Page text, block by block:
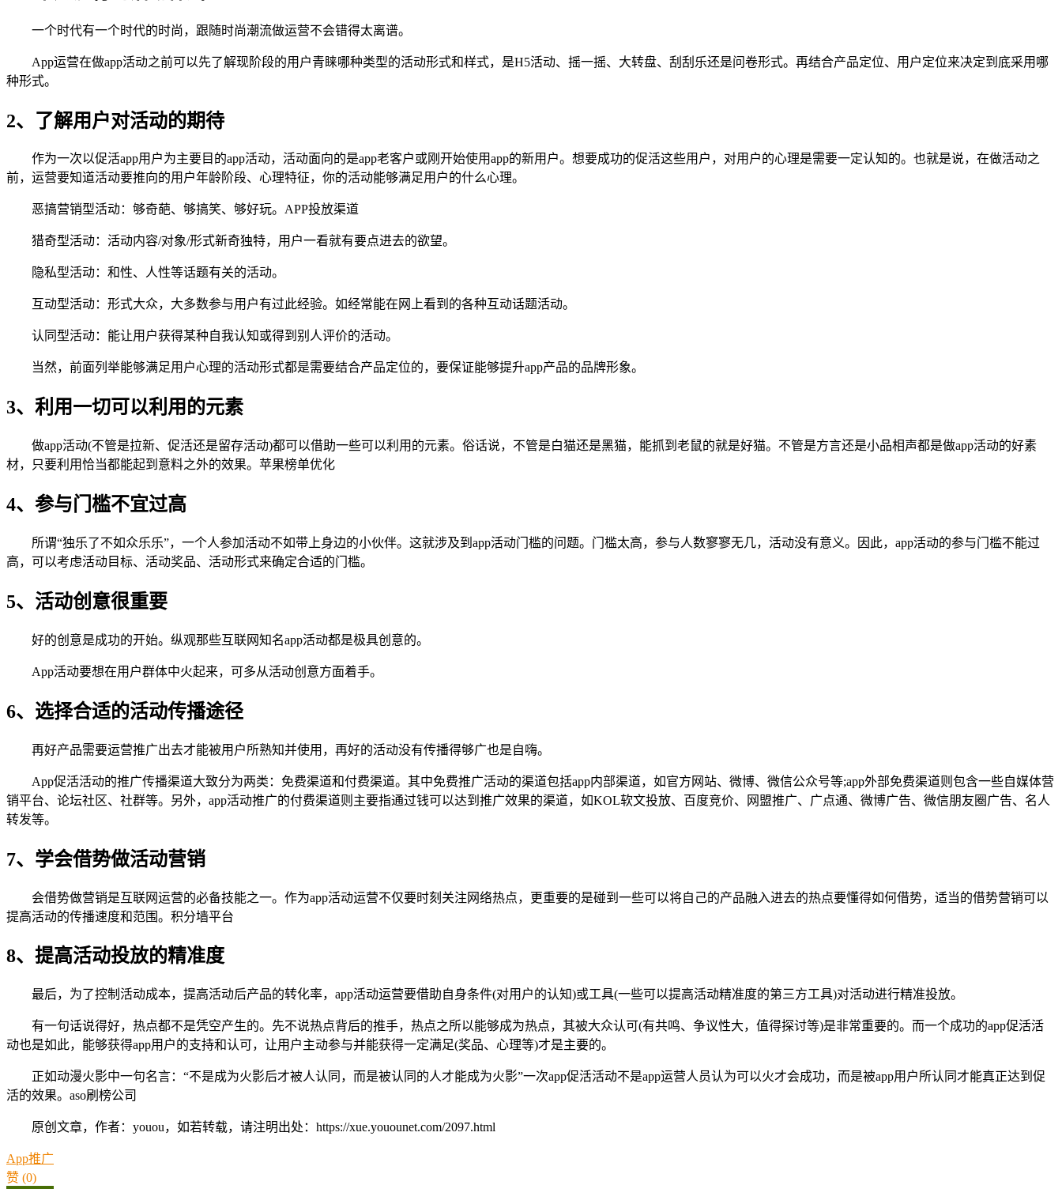
一个时代有一个时代的时尚，跟随时尚潮流做运营不会错得太离谱。
App运营在做app活动之前可以先了解现阶段的用户青睐哪种类型的活动形式和样式，是H5活动、摇一摇、大转盘、刮刮乐还是问卷形式。再结合产品定位、用户定位来决定到底采用哪
种形式。
2、了解用户对活动的期待
作为一次以促活app用户为主要目的app活动，活动面向的是app老客户或刚开始使用app的新用户。想要成功的促活这些用户，对用户的心理是需要一定认知的。也就是说，在做活动之
前，运营要知道活动要推向的用户年龄阶段、心理特征，你的活动能够满足用户的什么心理。
恶搞营销型活动：够奇葩、够搞笑、够好玩。APP投放渠道
猎奇型活动：活动内容/对象/形式新奇独特，用户一看就有要点进去的欲望。
隐私型活动：和性、人性等话题有关的活动。
互动型活动：形式大众，大多数参与用户有过此经验。如经常能在网上看到的各种互动话题活动。
认同型活动：能让用户获得某种自我认知或得到别人评价的活动。
当然，前面列举能够满足用户心理的活动形式都是需要结合产品定位的，要保证能够提升app产品的品牌形象。
3、利用一切可以利用的元素
做app活动(不管是拉新、促活还是留存活动)都可以借助一些可以利用的元素。俗话说，不管是白猫还是黑猫，能抓到老鼠的就是好猫。不管是方言还是小品相声都是做app活动的好素
材，只要利用恰当都能起到意料之外的效果。苹果榜单优化
4、参与门槛不宜过高
所谓“独乐了不如众乐乐”，一个人参加活动不如带上身边的小伙伴。这就涉及到app活动门槛的问题。门槛太高，参与人数寥寥无几，活动没有意义。因此，app活动的参与门槛不能过
高，可以考虑活动目标、活动奖品、活动形式来确定合适的门槛。
5、活动创意很重要
好的创意是成功的开始。纵观那些互联网知名app活动都是极具创意的。
App活动要想在用户群体中火起来，可多从活动创意方面着手。
6、选择合适的活动传播途径
再好产品需要运营推广出去才能被用户所熟知并使用，再好的活动没有传播得够广也是自嗨。
App促活活动的推广传播渠道大致分为两类：免费渠道和付费渠道。其中免费推广活动的渠道包括app内部渠道，如官方网站、微博、微信公众号等;app外部免费渠道则包含一些自媒体营
销平台、论坛社区、社群等。另外，app活动推广的付费渠道则主要指通过钱可以达到推广效果的渠道，如KOL软文投放、百度竞价、网盟推广、广点通、微博广告、微信朋友圈广告、名人
转发等。
7、学会借势做活动营销
会借势做营销是互联网运营的必备技能之一。作为app活动运营不仅要时刻关注网络热点，更重要的是碰到一些可以将自己的产品融入进去的热点要懂得如何借势，适当的借势营销可以
提高活动的传播速度和范围。积分墙平台
8、提高活动投放的精准度
最后，为了控制活动成本，提高活动后产品的转化率，app活动运营要借助自身条件(对用户的认知)或工具(一些可以提高活动精准度的第三方工具)对活动进行精准投放。
有一句话说得好，热点都不是凭空产生的。先不说热点背后的推手，热点之所以能够成为热点，其被大众认可(有共鸣、争议性大，值得探讨等)是非常重要的。而一个成功的app促活活
动也是如此，能够获得app用户的支持和认可，让用户主动参与并能获得一定满足(奖品、心理等)才是主要的。
正如动漫火影中一句名言：“不是成为火影后才被人认同，而是被认同的人才能成为火影”一次app促活活动不是app运营人员认为可以火才会成功，而是被app用户所认同才能真正达到促
活的效果。aso刷榜公司
原创文章，作者：youou，如若转载，请注明出处：https://xue.youounet.com/2097.html
App推广
赞 (0)